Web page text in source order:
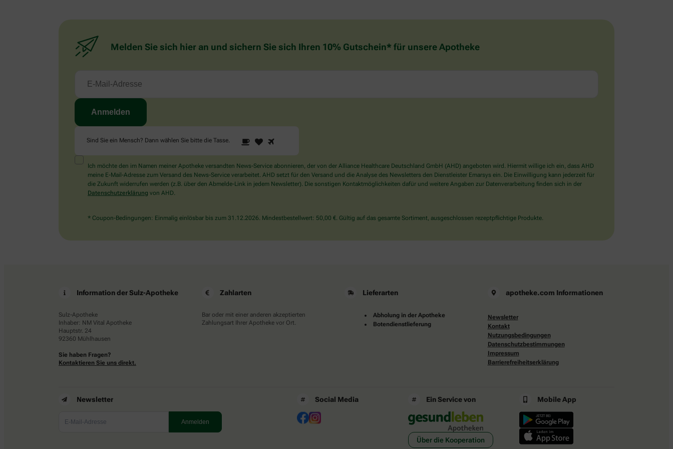
Melden Sie sich hier an und sichern Sie sich Ihren 10% Gutschein* für unsere Apotheke
Sind Sie ein Mensch? Dann wählen Sie bitte die Tasse.
Sie
Mensch?
Dann
wählen
Tasse.
1 2
Ich möchte den im Namen meiner Apotheke versandten News-Service abonnieren, der von der Alliance Healthcare Deutschland GmbH (AHD) angeboten wird. Hiermit willige ich ein, dass AHD
meine E-Mail-Adresse zum Versand des News-Service verarbeitet. AHD setzt für den Versand und die Analyse des Newsletters den Dienstleister Emarsys ein. Die Einwilligung kann jederzeit für
die Zukunft widerrufen werden (z.B. über den Abmelde-Link in jedem Newsletter). Die sonstigen Kontaktmöglichkeiten dafür und weitere Angaben zur Datenverarbeitung finden sich in der
Datenschutzerklärung von AHD.
* Coupon-Bedingungen: Einmalig einlösbar bis zum 31.12.2026. Mindestbestellwert: 50,00 €. Gültig auf das gesamte Sortiment, ausgeschlossen rezeptpflichtige Produkte.
Information der Sulz-Apotheke
Sulz-Apotheke
Inhaber: NM Vital Apotheke
Hauptstr. 24
92360 Mühlhausen
Sie haben Fragen?
Kontaktieren Sie uns direkt.
Zahlarten
Bar oder mit einer anderen akzeptierten
Zahlungsart Ihrer Apotheke vor Ort.
Lieferarten
Abholung in der Apotheke
Botendienstlieferung
apotheke.com Informationen
Newsletter
Kontakt
Nutzungsbedingungen
Datenschutzbestimmungen
Impressum
Barrierefreiheitserklärung
Newsletter Social Media Ein Service von
Über die Kooperation
Mobile App